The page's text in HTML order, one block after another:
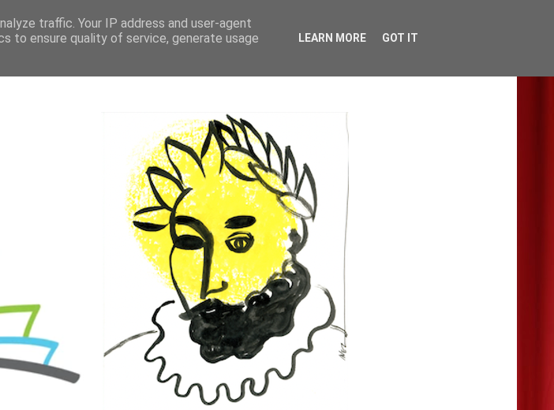
traffic. Your IP address and user-agent
to ensure quality of service, generate usage
LEARN MORE GOT IT